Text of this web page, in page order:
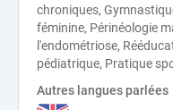
chroniques,
féminine, Périnéologie
l'endométriose,
pédiatrique, Pratique
Autres langues parlées